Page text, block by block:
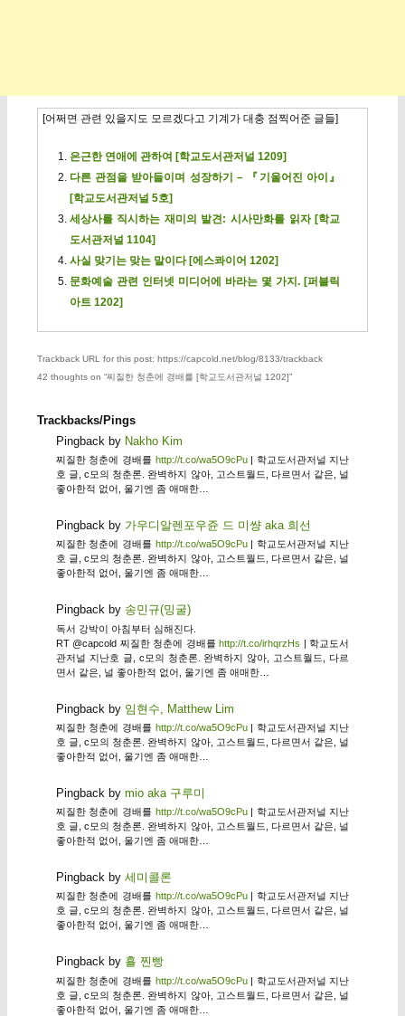
[어쩌면 관련 있을지도 모르겠다고 기계가 대충 점찍어준 글들]
은근한 연애에 관하여 [학교도서관저널 1209]
다른 관점을 받아들이며 성장하기 – 『기울어진 아이』
[학교도서관저널 5호]
세상사를 직시하는 재미의 발견: 시사만화를 읽자 [학교
도서관저널 1104]
사실 맞기는 맞는 말이다 [에스콰이어 1202]
문화예술 관련 인터넷 미디어에 바라는 몇 가지. [퍼블릭
아트 1202]
Trackback URL for this post: https://capcold.net/blog/8133/trackback
42 thoughts on “찌질한 청춘에 경배를 [학교도서관저널 1202]”
Trackbacks/Pings
Pingback by Nakho Kim
찌질한 청춘에 경배를 http://t.co/wa5O9cPu| 학교도서관저널 지난
호 글, c모의 청춘론. 완벽하지 않아, 고스트월드, 다르면서 같은, 널
좋아한적 없어, 울기엔 좀 애매한…
Pingback by 가우디알렌포우쥰 드 미썅 aka 희선
찌질한 청춘에 경배를 http://t.co/wa5O9cPu| 학교도서관저널 지난
호 글, c모의 청춘론. 완벽하지 않아, 고스트월드, 다르면서 같은, 널
좋아한적 없어, 울기엔 좀 애매한…
Pingback by 송민규(밍굴)
독서 강박이 아침부터 심해진다.
RT @capcold 찌질한 청춘에 경배를http://t.co/irhqrzHs | 학교도서
관저널 지난호 글, c모의 청춘론. 완벽하지 않아, 고스트월드, 다르
면서 같은, 널 좋아한적 없어, 울기엔 좀 애매한…
Pingback by 임현수, Matthew Lim
찌질한 청춘에 경배를 http://t.co/wa5O9cPu| 학교도서관저널 지난
호 글, c모의 청춘론. 완벽하지 않아, 고스트월드, 다르면서 같은, 널
좋아한적 없어, 울기엔 좀 애매한…
Pingback by mio aka 구루미
찌질한 청춘에 경배를 http://t.co/wa5O9cPu| 학교도서관저널 지난
호 글, c모의 청춘론. 완벽하지 않아, 고스트월드, 다르면서 같은, 널
좋아한적 없어, 울기엔 좀 애매한…
Pingback by 세미콜론
찌질한 청춘에 경배를 http://t.co/wa5O9cPu| 학교도서관저널 지난
호 글, c모의 청춘론. 완벽하지 않아, 고스트월드, 다르면서 같은, 널
좋아한적 없어, 울기엔 좀 애매한…
Pingback by 횰 찐빵
찌질한 청춘에 경배를 http://t.co/wa5O9cPu| 학교도서관저널 지난
호 글, c모의 청춘론. 완벽하지 않아, 고스트월드, 다르면서 같은, 널
좋아한적 없어, 울기엔 좀 애매한…